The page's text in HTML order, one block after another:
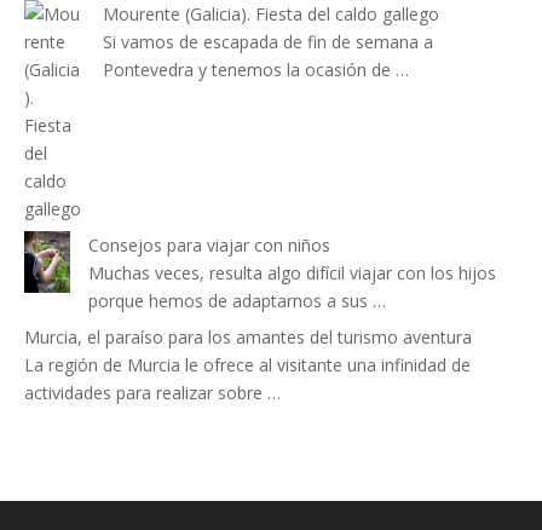
Mourente (Galicia). Fiesta del caldo gallego
Si vamos de escapada de fin de semana a
Pontevedra y tenemos la ocasión de …
Consejos para viajar con niños
Muchas veces, resulta algo difícil viajar con los hijos
porque hemos de adaptarnos a sus …
Murcia, el paraíso para los amantes del turismo aventura
La región de Murcia le ofrece al visitante una infinidad de
actividades para realizar sobre …